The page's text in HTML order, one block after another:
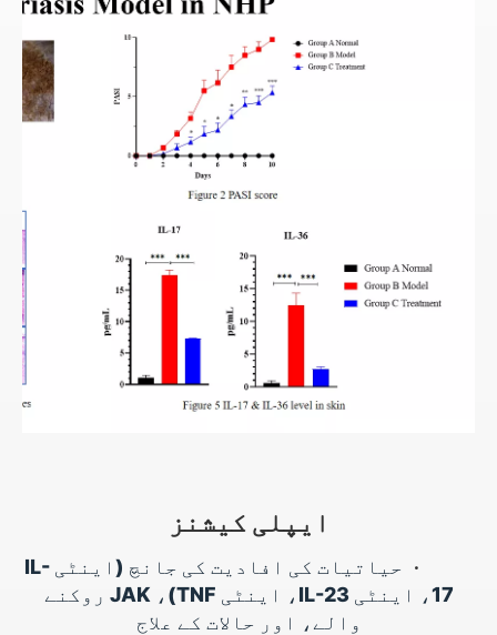
ایپلی کیشنز
•
حیاتیات کی افادیت کی جانچ (اینٹی IL-
17، اینٹی IL-23، اینٹی TNF)، JAK روکنے
والے، اور حالات کے علاج